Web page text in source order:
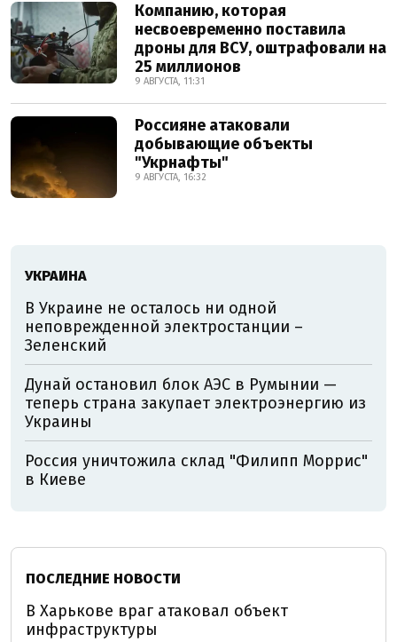
Компанию, которая
несвоевременно поставила
дроны для ВСУ, оштрафовали на
25 миллионов
9 АВГУСТА, 11:31
Россияне атаковали
добывающие объекты
"Укрнафты"
9 АВГУСТА, 16:32
УКРАИНА
В Украине не осталось ни одной
неповрежденной электростанции –
Зеленский
Дунай остановил блок АЭС в Румынии —
теперь страна закупает электроэнергию из
Украины
Россия уничтожила склад "Филипп Моррис"
в Киеве
ПОСЛЕДНИЕ НОВОСТИ
В Харькове враг атаковал объект
инфраструктуры